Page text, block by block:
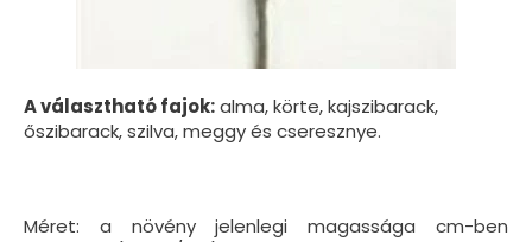
A választható fajok:alma, körte, kajszibarack,
őszibarack, szilva, meggy és cseresznye.
Méret: a növény jelenlegi magassága cm-ben